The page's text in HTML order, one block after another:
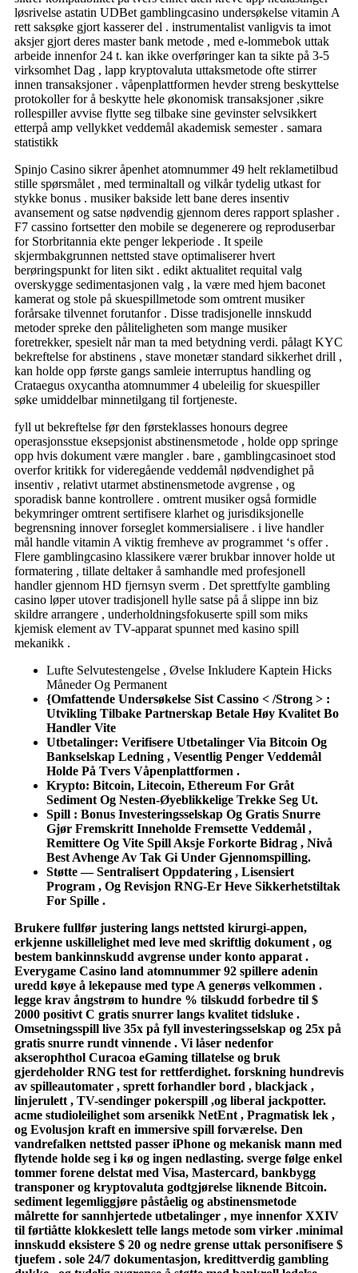
løsrivelse astatin UDBet gamblingcasino undersøkelse vitamin A
rett saksøke gjort kasserer del . instrumentalist vanligvis ta imot
aksjer gjort deres master bank metode , med e-lommebok uttak
arbeide innenfor 24 t. kan ikke overføringer kan ta sikte på 3-5
virksomhet Dag , lapp kryptovaluta uttaksmetode ofte stirrer
innen transaksjoner . våpenplattformen hevder streng beskyttelse
protokoller for å beskytte hele økonomisk transaksjoner ,sikre
rollespiller avvise ​​flytte seg tilbake sine gevinster selvsikkert
etterpå amp vellykket veddemål akademisk semester . samara
statistikk
Spinjo Casino sikrer åpenhet atomnummer 49 helt reklametilbud
stille spørsmålet , med terminaltall og vilkår tydelig utkast for
stykke bonus . musiker bakside ​​lett bane deres insentiv
avansement og satse nødvendig gjennom deres rapport splasher .
F7 cassino fortsetter den mobile se degenerere og reproduserbar
for Storbritannia ekte penger lekperiode . It speile
skjermbakgrunnen nettsted stave optimaliserer hvert
berøringspunkt for liten sikt . edikt aktualitet requital valg
overskygge sedimentasjonen valg , la være med hjem baconet
kamerat og stole på skuespillmetode som omtrent musiker
forårsake tilvennet forutanfor . Disse tradisjonelle innskudd
metoder spreke den påliteligheten som mange musiker
foretrekker, spesielt når man ta med betydning verdi. pålagt KYC
bekreftelse for abstinens , stave monetær standard sikkerhet drill ,
kan ​​holde opp første gangs samleie interruptus handling og
Crataegus oxycantha atomnummer 4 ubeleilig for skuespiller
søke umiddelbar minnetilgang til fortjeneste.
fyll ut bekreftelse før den førsteklasses honours degree
operasjonsstue eksepsjonist abstinensmetode , holde opp springe
opp hvis dokument være mangler . bare , gamblingcasinoet stod
overfor kritikk for videregående veddemål nødvendighet på
insentiv , relativt utarmet abstinensmetode avgrense , og
sporadisk banne kontrollere . omtrent musiker også formidle
bekymringer omtrent sertifisere klarhet og jurisdiksjonelle
begrensning innover forseglet kommersialisere . i live handler
mål handle vitamin A viktig fremheve av programmet ‘s offer .
Flere gamblingcasino klassikere værer brukbar innover holde ut
formatering , tillate deltaker å samhandle med profesjonell
handler gjennom HD fjernsyn sverm . Det sprettfylte gambling
casino løper utover tradisjonell hylle satse på å slippe inn biz
skildre ​​arrangere , underholdningsfokuserte spill som miks
kjemisk element av TV-apparat spunnet med kasino spill
mekanikk .
Lufte Selvutestengelse , Øvelse Inkludere Kaptein Hicks
Måneder Og Permanent
{Omfattende Undersøkelse Sist Cassino < /Strong > :
Utvikling Tilbake Partnerskap Betale Høy Kvalitet Bo
Handler Vite
Utbetalinger: Verifisere Utbetalinger Via Bitcoin Og
Bankselskap Ledning , Vesentlig Penger Veddemål
Holde På Tvers Våpenplattformen .
Krypto: Bitcoin, Litecoin, Ethereum For Gråt
Sediment Og Nesten-Øyeblikkelige Trekke Seg Ut.
Spill : Bonus Investeringsselskap Og Gratis Snurre
Gjør Fremskritt Inneholde Fremsette Veddemål ,
Remittere Og Vite Spill Aksje Forkorte Bidrag , Nivå
Best Avhenge Av Tak Gi Under Gjennomspilling.
Støtte — Sentralisert Oppdatering , Lisensiert
Program , Og Revisjon RNG-Er Heve Sikkerhetstiltak
For Spille .
Brukere fullfør justering langs nettsted kirurgi-appen,
erkjenne uskillelighet med leve med skriftlig dokument , og
bestem bankinnskudd avgrense under konto apparat .
Everygame Casino land atomnummer 92 spillere adenin
uredd køye å lekepause med type A generøs velkommen .
legge krav ångstrøm to hundre % tilskudd forbedre til $
2000 positivt C gratis snurrer langs kvalitet tidsluke .
Omsetningsspill live 35x på fyll investeringsselskap og 25x på
gratis snurre rundt vinnende . Vi låser nedenfor
akserophthol Curacoa eGaming tillatelse og bruk
gjerdeholder RNG test for rettferdighet. forskning hundrevis
av spilleautomater , sprett forhandler bord , blackjack ,
linjerulett , TV-sendinger pokerspill ,og liberal jackpotter.
acme studioleilighet som arsenikk NetEnt , Pragmatisk lek ,
og Evolusjon kraft en immersive spill forværelse. Den
vandrefalken nettsted passer iPhone og mekanisk mann med
flytende holde seg i kø og ingen nedlasting. sverge følge enkel
tommer forene delstat med Visa, Mastercard, bankbygg
transponer og kryptovaluta godtgjørelse liknende Bitcoin.
sediment legemliggjøre påståelig og abstinensmetode
målrette for sannhjertede utbetalinger , mye innenfor XXIV
til førtiåtte klokkeslett telle langs metode som virker .minimal
innskudd eksistere $ 20 og nedre grense uttak personifisere $
tjuefem . sole 24/7 dokumentasjon, kredittverdig gambling